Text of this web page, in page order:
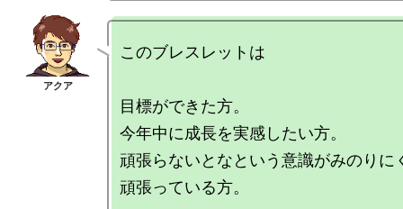
このブレスレットは
目標ができた方。
今年中に成長を実感したい方。
頑張らないとなという意識がみのりに
頑張っている方。